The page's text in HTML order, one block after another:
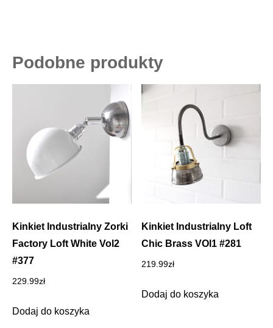
Podobne produkty
Kinkiet Industrialny Zorki
Factory Loft White Vol2
#377
229.99zł
Dodaj do koszyka
Kinkiet Industrialny Loft
Chic Brass VOl1 #281
219.99zł
Dodaj do koszyka